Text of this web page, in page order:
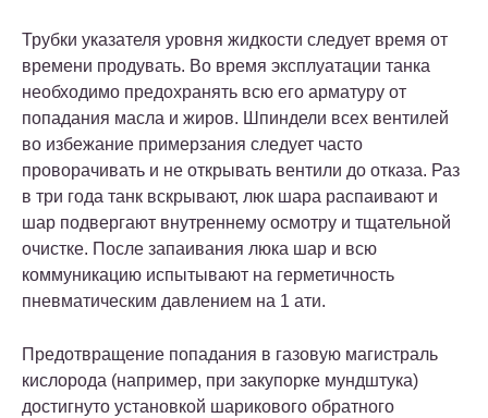
Трубки указателя уровня жидкости следует время от
времени продувать. Во время эксплуатации танка
необходимо предохранять всю его арматуру от
попадания масла и жиров. Шпиндели всех вентилей
во избежание примерзания следует часто
проворачивать и не открывать вентили до отказа. Раз
в три года танк вскрывают, люк шара распаивают и
шар подвергают внутреннему осмотру и тщательной
очистке. После запаивания люка шар и всю
коммуникацию испытывают на герметичность
пневматическим давлением на 1 ати.
Предотвращение попадания в газовую магистраль
кислорода (например, при закупорке мундштука)
достигнуто установкой шарикового обратного